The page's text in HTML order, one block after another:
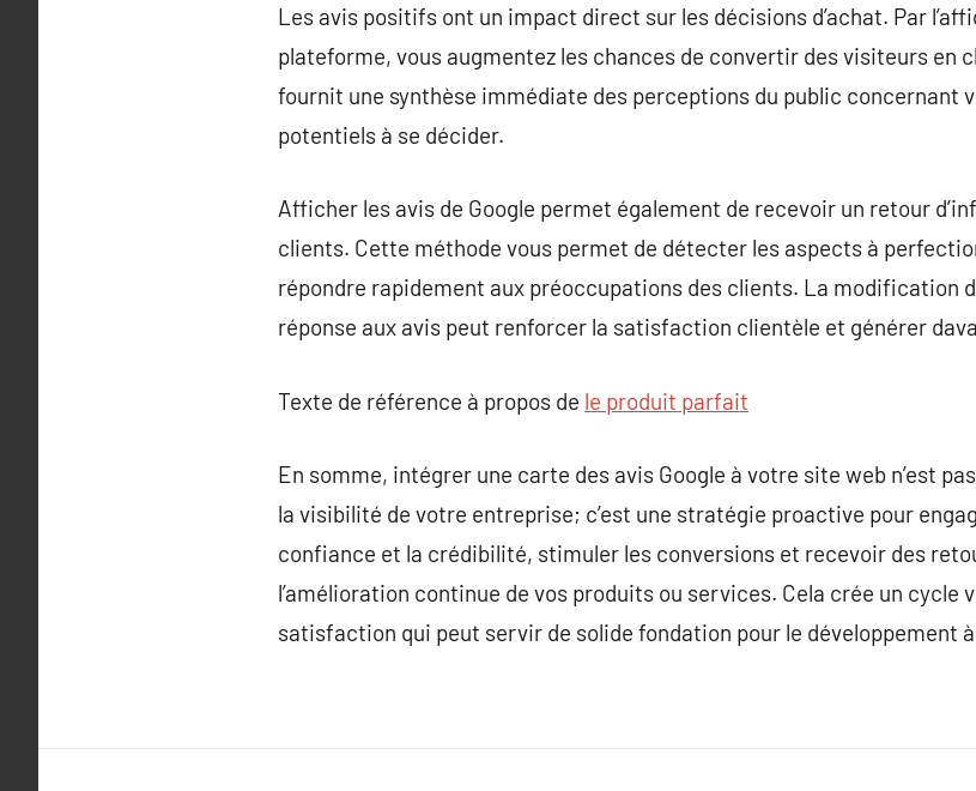
Les avis positifs ont un impact direct sur les décisions d’achat. Par
plateforme, vous augmentez les chances de convertir des visiteurs en
fournit une synthèse immédiate des perceptions du public concernant
potentiels à se décider.
Afficher les avis de Google permet également de recevoir un retour
clients. Cette méthode vous permet de détecter les aspects à
répondre rapidement aux préoccupations des clients. La modification
réponse aux avis peut renforcer la satisfaction clientèle et générer
Texte de référence à propos de le produit parfait
En somme, intégrer une carte des avis Google à votre site web n’est
la visibilité de votre entreprise; c’est une stratégie proactive pour
confiance et la crédibilité, stimuler les conversions et recevoir des
l’amélioration continue de vos produits ou services. Cela crée un cycle
satisfaction qui peut servir de solide fondation pour le développement